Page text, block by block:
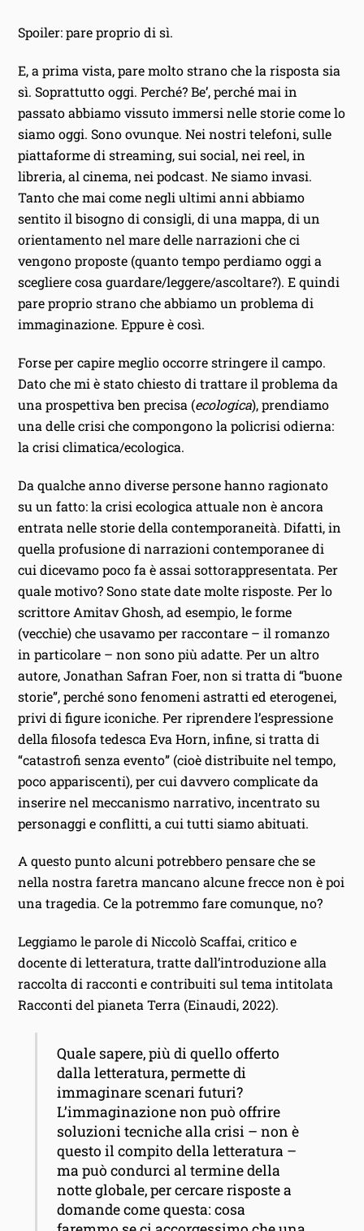
Spoiler: pare proprio di sì.
E, a prima vista, pare molto strano che la risposta sia
sì. Soprattutto oggi. Perché? Be’, perché mai in
passato abbiamo vissuto immersi nelle storie come lo
siamo oggi. Sono ovunque. Nei nostri telefoni, sulle
piattaforme di streaming, sui social, nei reel, in
libreria, al cinema, nei podcast. Ne siamo invasi.
Tanto che mai come negli ultimi anni abbiamo
sentito il bisogno di consigli, di una mappa, di un
orientamento nel mare delle narrazioni che ci
vengono proposte (quanto tempo perdiamo oggi a
scegliere cosa guardare/leggere/ascoltare?). E quindi
pare proprio strano che abbiamo un problema di
immaginazione. Eppure è così.
Forse per capire meglio occorre stringere il campo.
Dato che mi è stato chiesto di trattare il problema da
una prospettiva ben precisa (ecologica), prendiamo
una delle crisi che compongono la policrisi odierna:
la crisi climatica/ecologica.
Da qualche anno diverse persone hanno ragionato
su un fatto: la crisi ecologica attuale non è ancora
entrata nelle storie della contemporaneità. Difatti, in
quella profusione di narrazioni contemporanee di
cui dicevamo poco fa è assai sottorappresentata. Per
quale motivo? Sono state date molte risposte. Per lo
scrittore Amitav Ghosh, ad esempio, le forme
(vecchie) che usavamo per raccontare – il romanzo
in particolare – non sono più adatte. Per un altro
autore, Jonathan Safran Foer, non si tratta di “buone
storie”, perché sono fenomeni astratti ed eterogenei,
privi di figure iconiche. Per riprendere l’espressione
della filosofa tedesca Eva Horn, infine, si tratta di
“catastrofi senza evento” (cioè distribuite nel tempo,
poco appariscenti), per cui davvero complicate da
inserire nel meccanismo narrativo, incentrato su
personaggi e conflitti, a cui tutti siamo abituati.
A questo punto alcuni potrebbero pensare che se
nella nostra faretra mancano alcune frecce non è poi
una tragedia. Ce la potremmo fare comunque, no?
Leggiamo le parole di Niccolò Scaffai, critico e
docente di letteratura, tratte dall’introduzione alla
raccolta di racconti e contribuiti sul tema intitolata
Racconti del pianeta Terra (Einaudi, 2022).
Quale sapere, più di quello offerto
dalla letteratura, permette di
immaginare scenari futuri?
L’immaginazione non può offrire
soluzioni tecniche alla crisi – non è
questo il compito della letteratura –
ma può condurci al termine della
notte globale, per cercare risposte a
domande come questa: cosa